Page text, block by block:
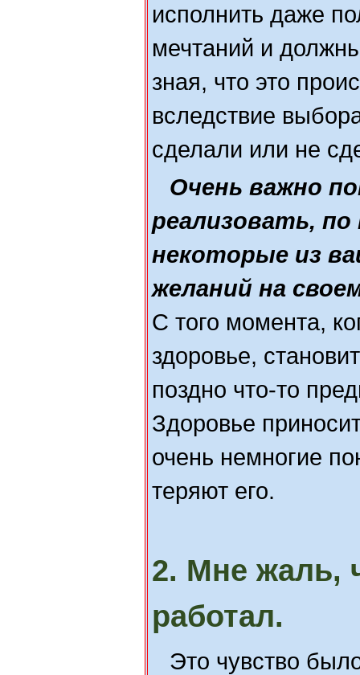
исполнить даже
мечтаний и
зная, что это
вследствие
сделали или не
Очень важно
реализовать, по
некоторые из
желаний на
С того момента,
здоровье,
поздно что-то
Здоровье
очень немногие
теряют его.
2. Мне жаль,
работал.
Это чувство